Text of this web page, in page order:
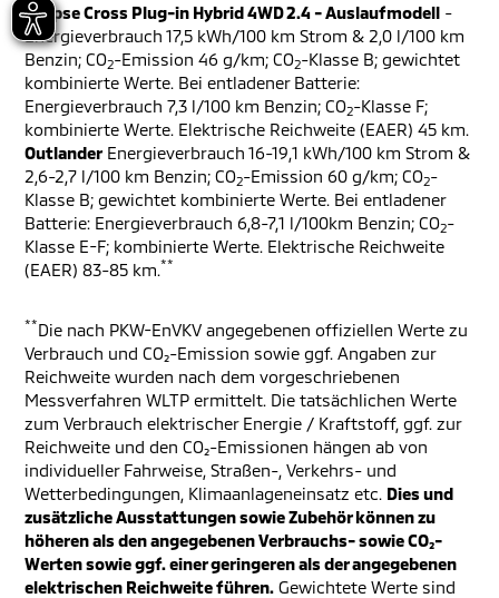
Eclipse Cross Plug-in Hybrid 4WD 2.4 - Auslaufmodell -
Energieverbrauch 17,5 kWh/100 km Strom & 2,0 l/100 km
Benzin; CO2-Emission 46 g/km; CO2-Klasse B; gewichtet
kombinierte Werte. Bei entladener Batterie:
Energieverbrauch 7,3 l/100 km Benzin; CO2-Klasse F;
kombinierte Werte. Elektrische Reichweite (EAER) 45 km.
Outlander Energieverbrauch 16-19,1 kWh/100 km Strom &
2,6-2,7 l/100 km Benzin; CO2-Emission 60 g/km; CO2-
Klasse B; gewichtet kombinierte Werte. Bei entladener
Batterie: Energieverbrauch 6,8-7,1 l/100km Benzin; CO2-
Klasse E-F; kombinierte Werte. Elektrische Reichweite
(EAER) 83-85 km.**
**Die nach PKW-EnVKV angegebenen offiziellen Werte zu
Verbrauch und CO₂-Emission sowie ggf. Angaben zur
Reichweite wurden nach dem vorgeschriebenen
Messverfahren WLTP ermittelt. Die tatsächlichen Werte
zum Verbrauch elektrischer Energie / Kraftstoff, ggf. zur
Reichweite und den CO₂-Emissionen hängen ab von
individueller Fahrweise, Straßen-, Verkehrs- und
Wetterbedingungen, Klimaanlageneinsatz etc. Dies und
zusätzliche Ausstattungen sowie Zubehör können zu
höheren als den angegebenen Verbrauchs- sowie CO₂-
Werten sowie ggf. einer geringeren als der angegebenen
elektrischen Reichweite führen. Gewichtete Werte sind